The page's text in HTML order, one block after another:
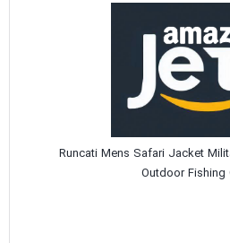
Runcati Mens Safari Jacket
Outdoor Fishing